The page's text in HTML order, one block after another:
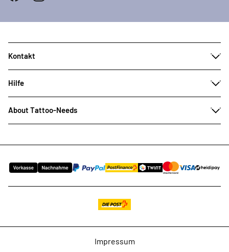
Kontakt
Hilfe
About Tattoo-Needs
Impressum